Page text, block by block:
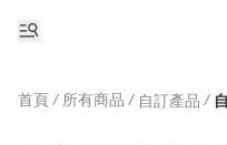
首頁 / 所有商品 / 自訂產品 /